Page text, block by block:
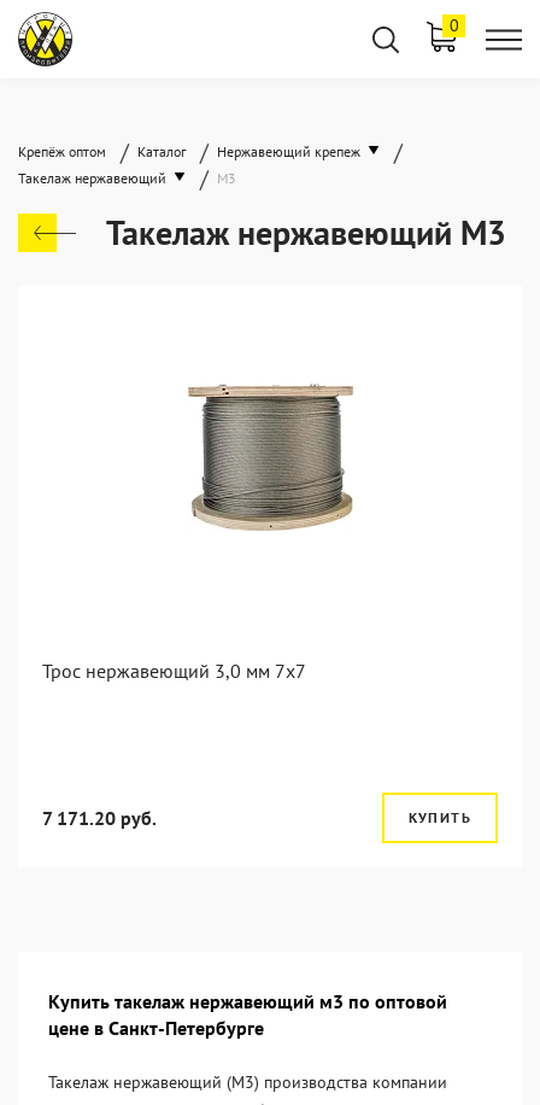
0
Крепёж оптом / Каталог / Нержавеющий крепеж /
Такелаж нержавеющий / М3
Такелаж нержавеющий М3
Трос нержавеющий 3,0 мм 7x7
7 171.20 руб. КУПИТЬ
Купить такелаж нержавеющий м3 по оптовой
цене в Санкт-Петербурге
Такелаж нержавеющий (М3) производства компании